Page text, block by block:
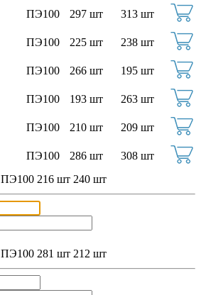
ПЭ100 297 шт
313 шт
ПЭ100 225 шт
238 шт
ПЭ100 266 шт
195 шт
ПЭ100 193 шт
263 шт
ПЭ100 210 шт
209 шт
ПЭ100 286 шт
308 шт
ПЭ100 216 шт 240 шт
ПЭ100 281 шт 212 шт